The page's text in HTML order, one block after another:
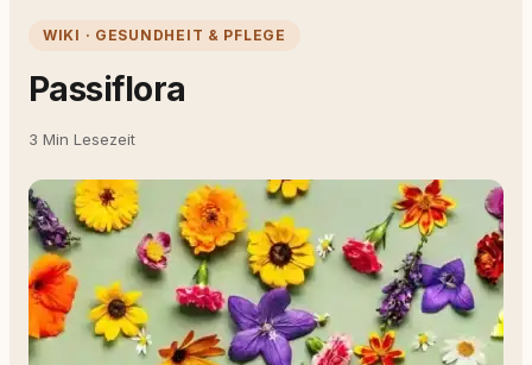
WIKI · GESUNDHEIT & PFLEGE
Passiflora
3 Min Lesezeit